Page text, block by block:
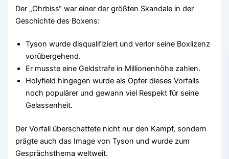
Der „Ohrbiss“ war einer der größten Skandale in der
Geschichte des Boxens:
Tyson wurde disqualifiziert und verlor seine Boxlizenz
vorübergehend.
Er musste eine Geldstrafe in Millionenhöhe zahlen.
Holyfield hingegen wurde als Opfer dieses Vorfalls
noch populärer und gewann viel Respekt für seine
Gelassenheit.
Der Vorfall überschattete nicht nur den Kampf, sondern
prägte auch das Image von Tyson und wurde zum
Gesprächsthema weltweit.